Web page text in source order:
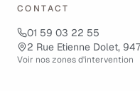
CONTACT
01 59 03 22 55
2 Rue Etienne Dolet,
Voir nos zones d'intervention